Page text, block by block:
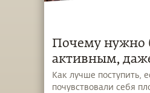
Почему нужно
активным,
вам плохо?
Как лучше поступить,
почувствовали себя